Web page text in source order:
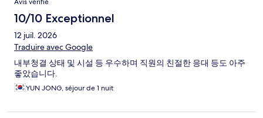
Avis vérifié
10/10 Exceptionnel
12 juil. 2026
Traduire avec Google
내부청결 상태 및 시설 등 우수하며 직원의 친절한 응대 등도 아주
좋았습니다.
YUN JONG, séjour de 1 nuit